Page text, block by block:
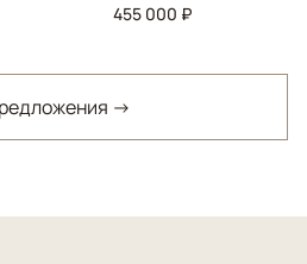
455 000 ₽
→